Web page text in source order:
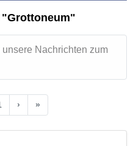
"Grottoneum"
Nachrichten zum
› »